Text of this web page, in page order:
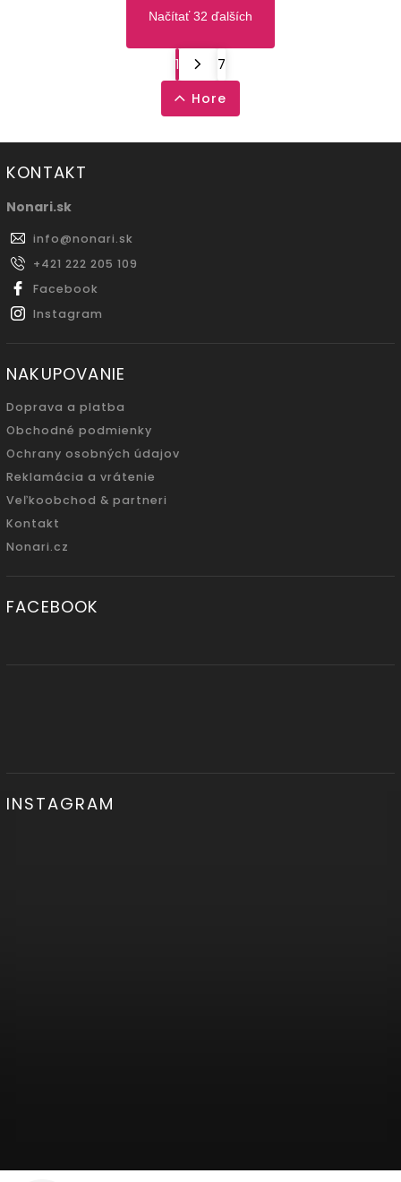
Načítať 32 ďalších
1
7
Hore
KONTAKT
Nonari.sk
info@nonari.sk
+421 222 205 109
Facebook
Instagram
NAKUPOVANIE
Doprava a platba
Obchodné podmienky
Ochrany osobných údajov
Reklamácia a vrátenie
Veľkoobchod & partneri
Kontakt
Nonari.cz
FACEBOOK
INSTAGRAM